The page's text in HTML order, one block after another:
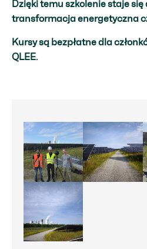
Dzięki temu szkolenie staje
transformacja energetyczna
Kursy są bezpłatne dla
QLEE.
PV_Großanlagen
PV_Großanlagen_